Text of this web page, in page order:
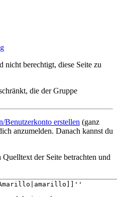
nicht berechtigt, diese Seite zu
die der Gruppe
Benutzerkonto erstellen (ganz
anzumelden. Danach kannst du
der Seite betrachten und